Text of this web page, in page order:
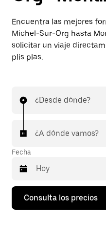
Encuentra las mejores
Michel-Sur-Org hasta
solicitar un viaje
plis plas.
¿Desde dónde?
¿A dónde vamos?
Fecha
Pulsa
flecha
Consulta los precios